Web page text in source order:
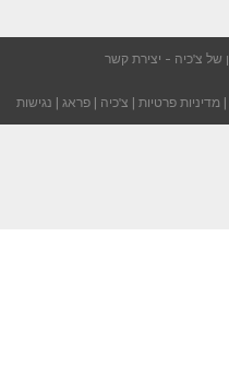
יצירת קשר
| מדיניות פרטיות | צ'כיה | פראג | נגישות